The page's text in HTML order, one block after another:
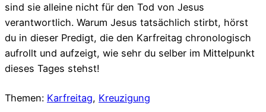
sind sie alleine nicht für den Tod von Jesus
verantwortlich. Warum Jesus tatsächlich stirbt, hörst
du in dieser Predigt, die den Karfreitag chronologisch
aufrollt und aufzeigt, wie sehr du selber im Mittelpunkt
dieses Tages stehst!
Themen: Karfreitag, Kreuzigung